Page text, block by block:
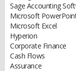
Sage Accounting
Microsoft
Microsoft Excel
Hyperion
Corporate Finance
Cash Flows
Assurance